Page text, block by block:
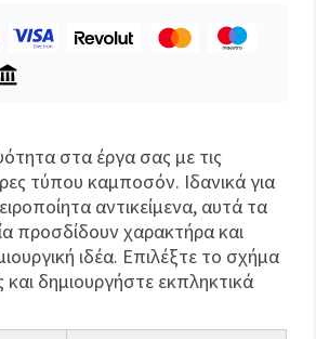
στα έργα σας με τις
τύπου καμποσόν. Ιδανικά για
αντικείμενα, αυτά τα
προσδίδουν χαρακτήρα και
ιδέα. Επιλέξτε το σχήμα
δημιουργήστε εκπληκτικά